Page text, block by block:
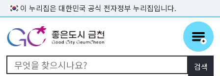
본문 바로가기
이 누리집은 대한민국 공식 전자정부 누리집입니다.